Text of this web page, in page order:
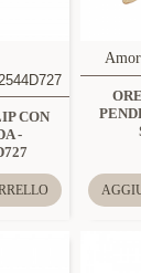
CON
-